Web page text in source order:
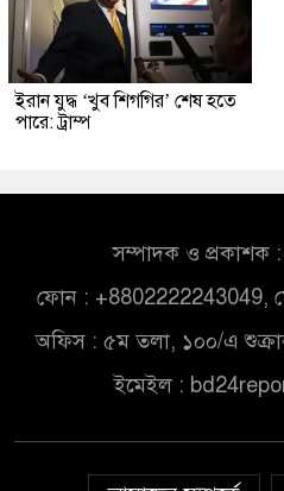
ইরান যুদ্ধ ‘খুব শিগগির’ শেষ হতে
পারে: ট্রাম্প
সম্পাদক ও প্রকাশক
ফোন : +8802222243049,
অফিস : ৫ম তলা, ১০০/এ
ইমেইল :